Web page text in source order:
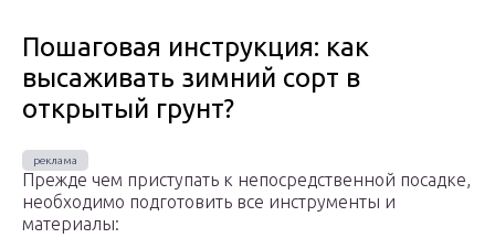
Пошаговая инструкция: как
высаживать зимний сорт в
открытый грунт?
Прежде чем приступать к непосредственной посадке,
необходимо подготовить все инструменты и
материалы: